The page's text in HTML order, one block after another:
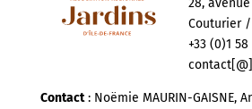
Couturier /
+33 (0)1
Contact: Noëmie MAURIN-GAISNE,